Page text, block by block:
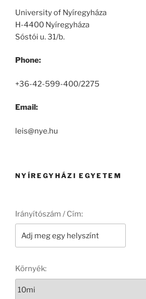
University of Nyíregyháza
H-4400 Nyíregyháza
Sóstói u. 31/b.
Phone:
+36-42-599-400/2275
Email:
leis@nye.hu
NYÍREGYHÁZI EGYETEM
Irányítószám / Cím:
Környék: